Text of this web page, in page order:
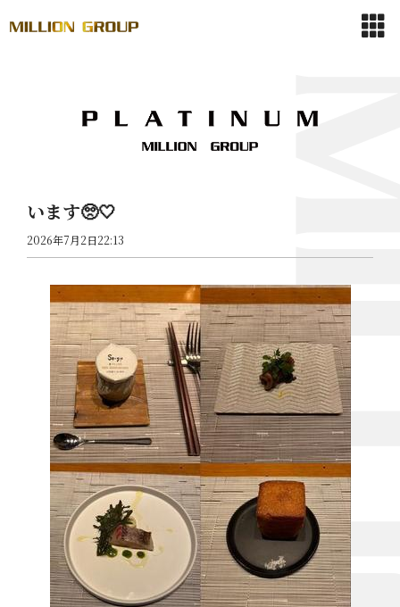
います🥺🤍
2026年7月2日22:13